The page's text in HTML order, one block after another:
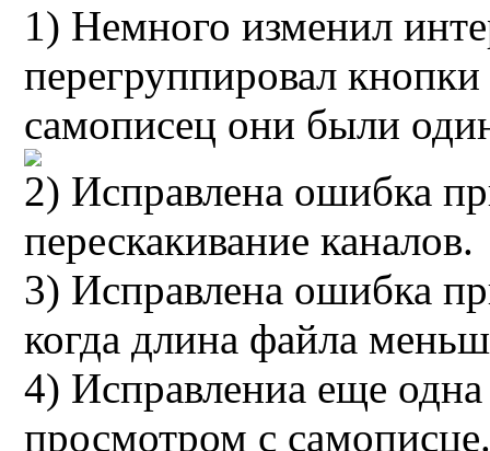
1) Немного изменил
перегруппировал
самописец они были
2) Исправлена ошибка
перескакивание каналов.
3) Исправлена ошибка
когда длина файла
4) Исправлениа еще
просмотром с